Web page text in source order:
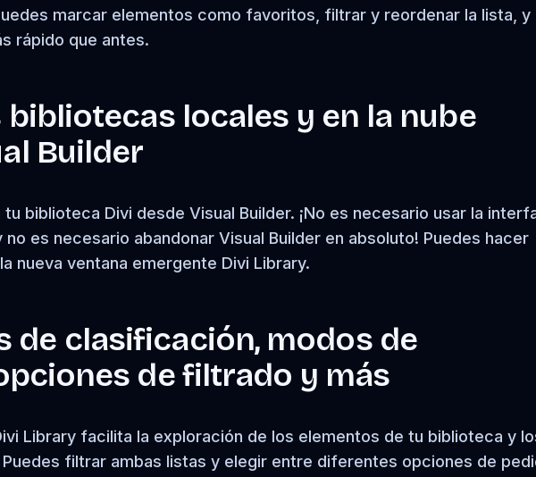
marcar elementos como favoritos, filtrar y reordenar la lista, y
rápido que antes.
locales y en la nube
Builder
biblioteca Divi desde Visual Builder. ¡No es necesario usar la
es necesario abandonar Visual Builder en absoluto! Puedes hacer
nueva ventana emergente Divi Library.
de clasificación, modos de
de filtrado y más
Library facilita la exploración de los elementos de tu biblioteca y
filtrar ambas listas y elegir entre diferentes opciones de